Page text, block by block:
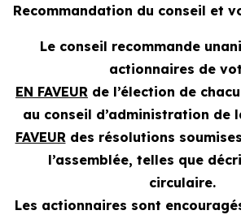
Recommandation du conseil et
Le conseil recommande
actionnaires de
EN FAVEUR de l’élection de
au conseil d’administration de
FAVEURdes résolutions
l’assemblée, telles que
circulaire.
Les actionnaires sont